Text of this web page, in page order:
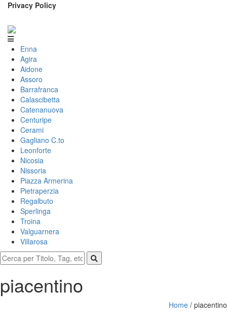
Privacy Policy
Enna
Agira
Aidone
Assoro
Barrafranca
Calascibetta
Catenanuova
Centuripe
Cerami
Gagliano C.to
Leonforte
Nicosia
Nissoria
Piazza Armerina
Pietraperzia
Regalbuto
Sperlinga
Troina
Valguarnera
Villarosa
piacentino
Home / piacentino